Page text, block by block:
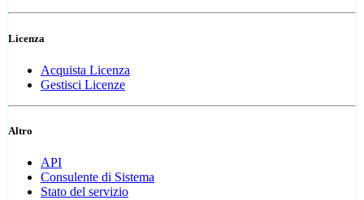
Licenza
Acquista Licenza
Gestisci Licenze
Altro
API
Consulente di Sistema
Stato del servizio